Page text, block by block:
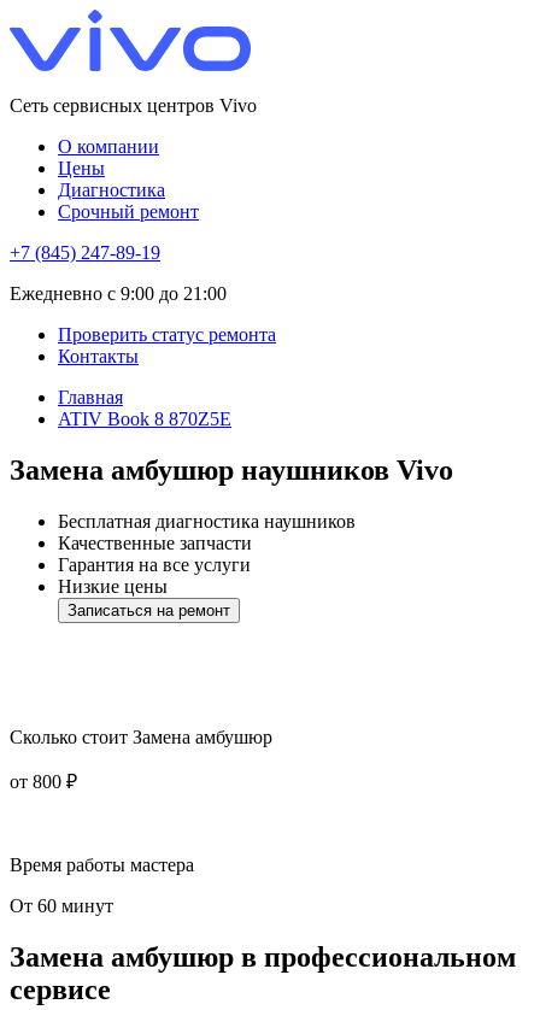
Сеть сервисных центров Vivo
О компании
Цены
Диагностика
Срочный ремонт
+7 (845) 247-89-19
Eжедневно с 9:00 до 21:00
Проверить статус ремонта
Контакты
Главная
ATIV Book 8 870Z5E
Замена амбушюр наушников Vivo
Бесплатная диагностика наушников
Качественные запчасти
Гарантия на все услуги
Низкие цены
Записаться на ремонт
Сколько стоит Замена амбушюр
от 800 ₽
Время работы мастера
От 60 минут
Замена амбушюр в профессиональном
сервисе